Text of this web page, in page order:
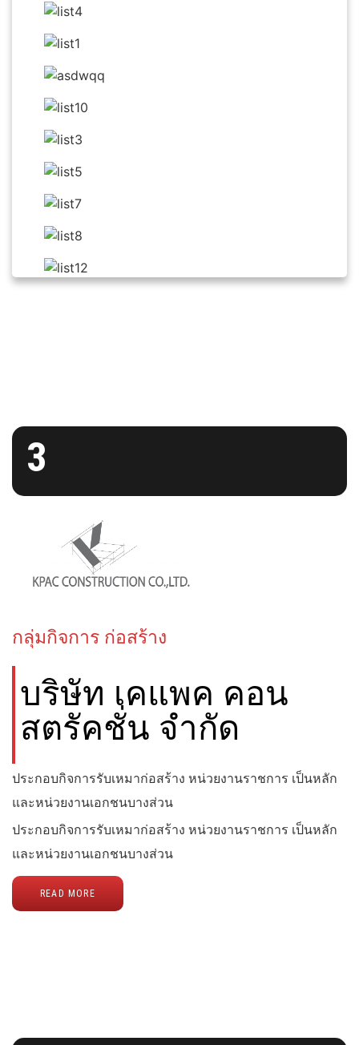
3
กลุ่มกิจการ ก่อสร้าง
บริษัท เคแพค คอน
สตรัคชั่น จำกัด
ประกอบกิจการรับเหมาก่อสร้าง หน่วยงานราชการ เป็นหลัก
และหน่วยงานเอกชนบางส่วน
ประกอบกิจการรับเหมาก่อสร้าง หน่วยงานราชการ เป็นหลัก
และหน่วยงานเอกชนบางส่วน
READ MORE